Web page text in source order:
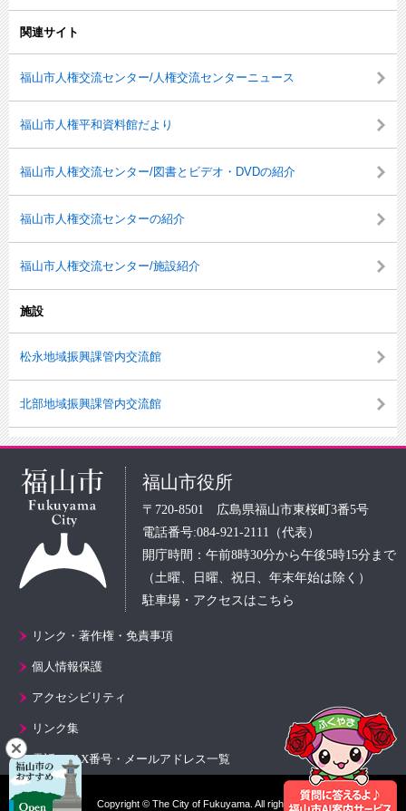
関連サイト
福山市人権交流センター/人権交流センターニュース
福山市人権平和資料館だより
福山市人権交流センター/図書とビデオ・DVDの紹介
福山市人権交流センターの紹介
福山市人権交流センター/施設紹介
施設
松永地域振興課管内交流館
北部地域振興課管内交流館
福山市役所
〒720-8501 広島県福山市東桜町3番5号
電話番号:084-921-2111（代表）
開庁時間：午前8時30分から午後5時15分まで
（土曜、日曜、祝日、年末年始は除く）
駐車場・アクセスはこちら
リンク・著作権・免責事項
個人情報保護
アクセシビリティ
リンク集
電話・FAX番号・メールアドレス一覧
Copyright © The City of Fukuyama. All rights reserved.